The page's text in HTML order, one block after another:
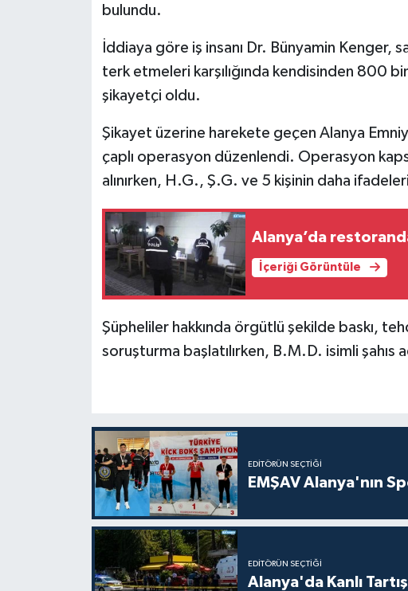
bulundu.
İddiaya göre iş insanı Dr. Bünyamin Kenger,
terk etmeleri karşılığında kendisinden 800
şikayetçi oldu.
Şikayet üzerine harekete geçen Alanya
çaplı operasyon düzenlendi. Operasyon
alınırken, H.G., Ş.G. ve 5 kişinin daha
Alanya’da
İçeriği Görüntüle
Şüpheliler hakkında örgütlü şekilde baskı,
soruşturma başlatılırken, B.M.D. isimli şahıs
EDITÖRÜN SEÇTIĞI
EMŞAV Alanya'nın
EDITÖRÜN SEÇTIĞI
Alanya'da Kanlı